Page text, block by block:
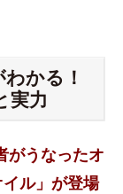
かる！
実力
がうなったオ
ル」が登場